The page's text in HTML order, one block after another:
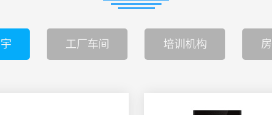
工厂车间 培训机构